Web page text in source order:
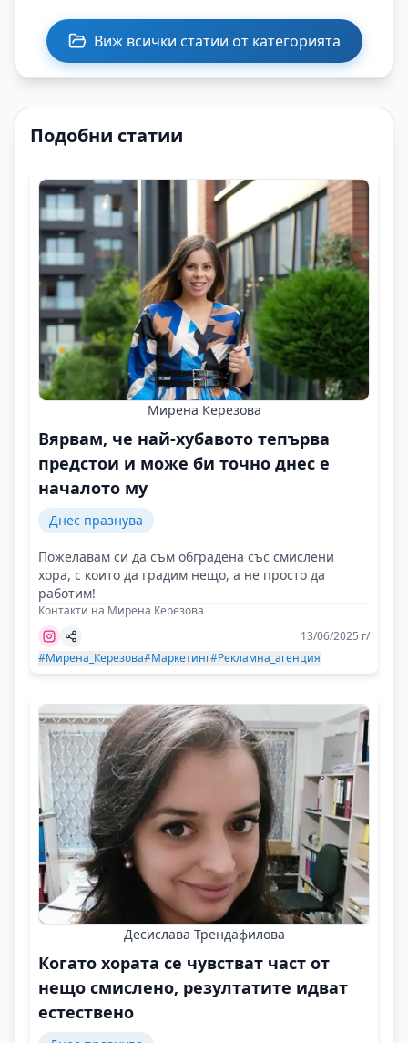
Виж всички статии от категорията
Подобни статии
Мирена Керезова
Вярвам, че най-хубавото тепърва
предстои и може би точно днес е
началото му
Днес празнува
Пожелавам си да съм обградена със смислени
хора, с които да градим нещо, а не просто да
работим!
Контакти на Мирена Керезова
13/06/2025 г/
#Мирена_Керезова#Маркетинг#Рекламна_агенция
Десислава Трендафилова
Когато хората се чувстват част от
нещо смислено, резултатите идват
естествено